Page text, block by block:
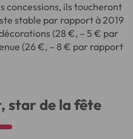
concessions, ils toucheront
stable par rapport à 2019
(28 €, – 5 € par
(26 €, – 8 € par rapport
star de la fête